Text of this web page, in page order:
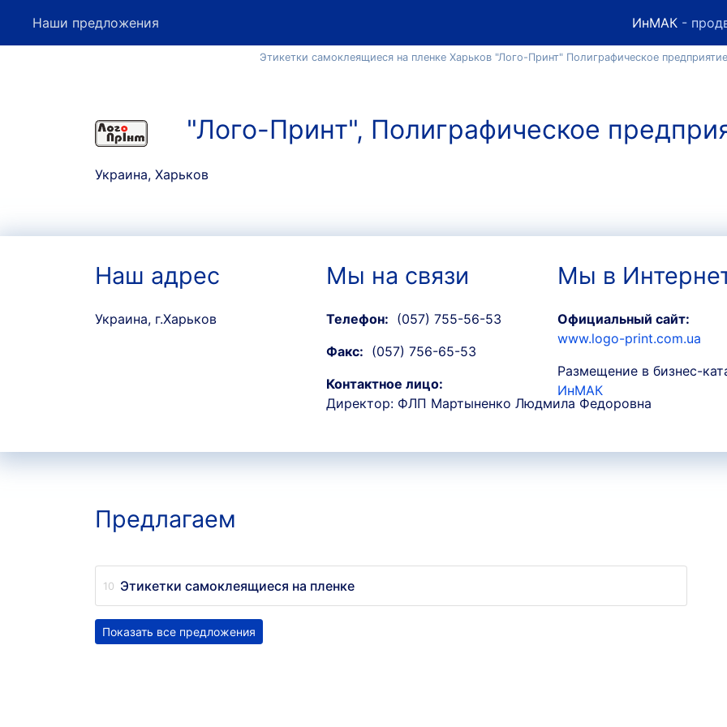
Наши предложения ИнМАК -
Этикетки самоклеящиеся на пленке Харьков "Лого-Принт" Полиграфическое
"Лого-Принт", Полиграфическое
Украина, Харьков
Наш адрес
Украина, г.Харьков
Мы на связи
Телефон: (057) 755-56-53
Факс: (057) 756-65-53
Контактное лицо:
Директор: ФЛП Мартыненко Людмила Федоровна
Мы в
Официальный сайт:
www.logo-print.com.ua
Размещение в бизнес-
ИнМАК
Предлагаем
Этикетки самоклеящиеся на пленке
Показать все предложения